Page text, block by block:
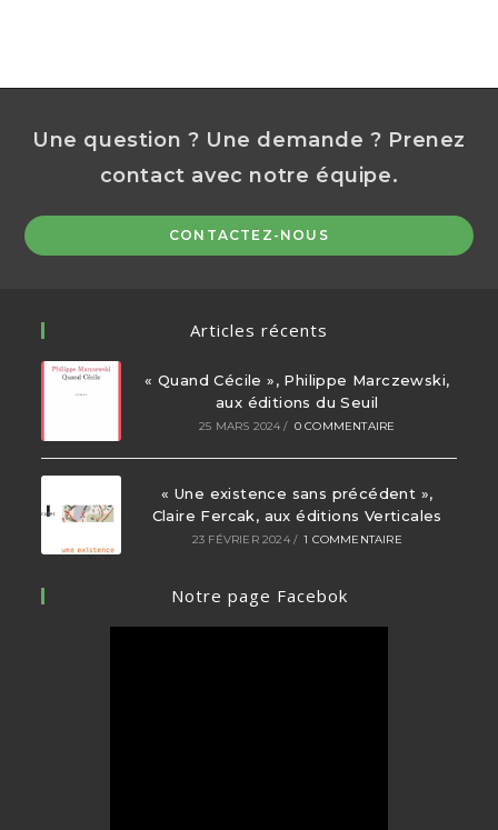
Une question ? Une demande ? Prenez
contact avec notre équipe.
CONTACTEZ-NOUS
Articles récents
« Quand Cécile », Philippe Marczewski,
aux éditions du Seuil
25 MARS 2024 / 0 COMMENTAIRE
« Une existence sans précédent »,
Claire Fercak, aux éditions Verticales
23 FÉVRIER 2024 / 1 COMMENTAIRE
Notre page Facebok